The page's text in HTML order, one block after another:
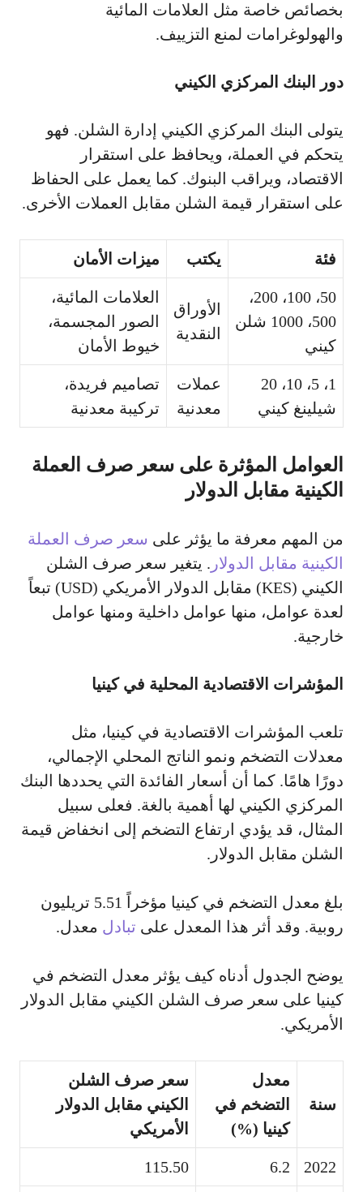
بخصائص خاصة مثل العلامات المائية
والهولوغرامات لمنع التزييف.
دور البنك المركزي الكيني
يتولى البنك المركزي الكيني إدارة الشلن. فهو
يتحكم في العملة، ويحافظ على استقرار
الاقتصاد، ويراقب البنوك. كما يعمل على الحفاظ
على استقرار قيمة الشلن مقابل العملات الأخرى.
فئة يكتب ميزات الأمان
50، 100، 200،
500، 1000 شلن
كيني
الأوراق
النقدية
العلامات المائية،
الصور المجسمة،
خيوط الأمان
1، 5، 10، 20
شيلينغ كيني
عملات
معدنية
تصاميم فريدة،
تركيبة معدنية
العوامل المؤثرة على سعر صرف العملة
الكينية مقابل الدولار
من المهم معرفة ما يؤثر على سعر صرف العملة
الكينية مقابل الدولار . يتغير سعر صرف الشلن
الكيني (KES) مقابل الدولار الأمريكي (USD) تبعاً
لعدة عوامل، منها عوامل داخلية ومنها عوامل
خارجية.
المؤشرات الاقتصادية المحلية في كينيا
تلعب المؤشرات الاقتصادية في كينيا، مثل
معدلات التضخم ونمو الناتج المحلي الإجمالي،
دورًا هامًا. كما أن أسعار الفائدة التي يحددها البنك
المركزي الكيني لها أهمية بالغة. فعلى سبيل
المثال، قد يؤدي ارتفاع التضخم إلى انخفاض قيمة
الشلن مقابل الدولار.
بلغ معدل التضخم في كينيا مؤخراً 5.51 تريليون
روبية. وقد أثر هذا المعدل على تبادل معدل.
يوضح الجدول أدناه كيف يؤثر معدل التضخم في
كينيا على سعر صرف الشلن الكيني مقابل الدولار
الأمريكي.
سنة
معدل
التضخم في
كينيا (%)
سعر صرف الشلن
الكيني مقابل الدولار
الأمريكي
2022
6.2
115.50